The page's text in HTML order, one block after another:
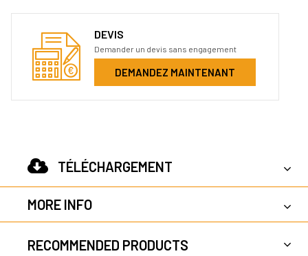
DEVIS
Demander un devis sans engagement
DEMANDEZ MAINTENANT
TÉLÉCHARGEMENT
MORE INFO
RECOMMENDED PRODUCTS